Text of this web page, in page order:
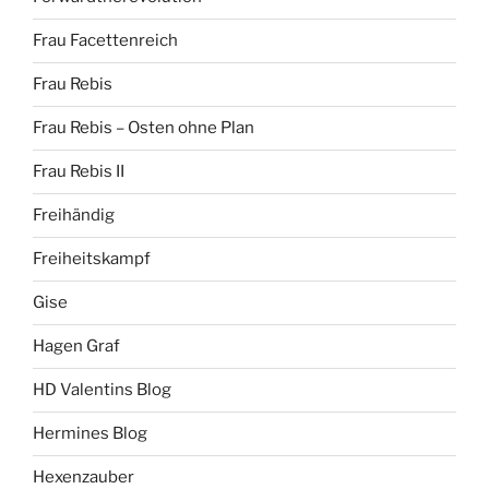
Frau Facettenreich
Frau Rebis
Frau Rebis – Osten ohne Plan
Frau Rebis II
Freihändig
Freiheitskampf
Gise
Hagen Graf
HD Valentins Blog
Hermines Blog
Hexenzauber